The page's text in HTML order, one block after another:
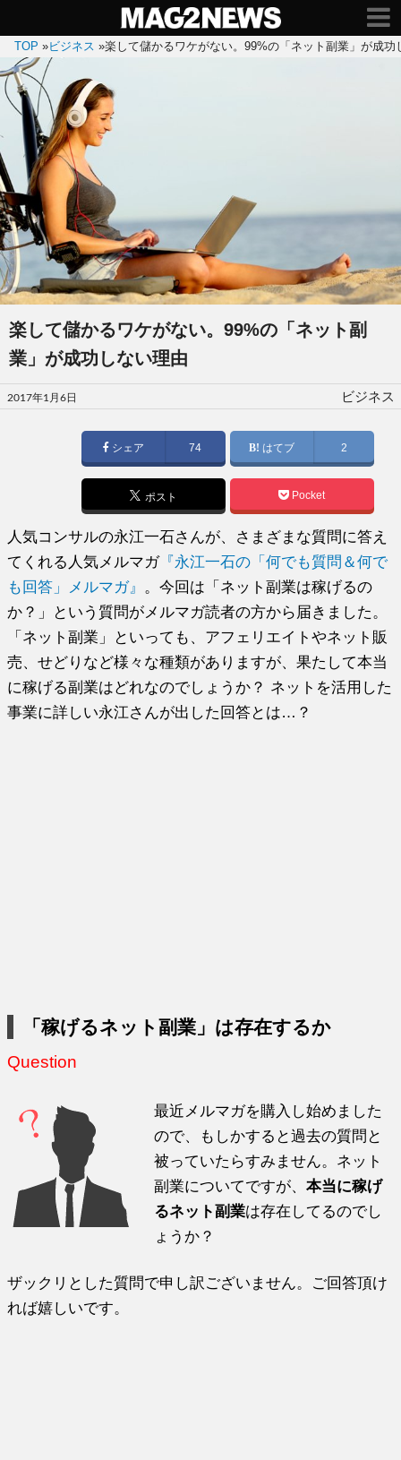
TOP »ビジネス »楽して儲かるワケがない。99%の「ネット副業」が成功
楽して儲かるワケがない。99%の「ネット副
業」が成功しない理由
投
稿
2017年1月6日 ビジネス
シェア 74 はてブ 2
ポスト Pocket
人気コンサルの永江一石さんが、さまざまな質問に答え
てくれる人気メルマガ『永江一石の「何でも質問＆何で
も回答」メルマガ』 。今回は「ネット副業は稼げるの
か？」という質問がメルマガ読者の方から届きました。
「ネット副業」といっても、アフェリエイトやネット販
売、せどりなど様々な種類がありますが、果たして本当
に稼げる副業はどれなのでしょうか？ ネットを活用した
事業に詳しい永江さんが出した回答とは…？
「稼げるネット副業」は存在するか
Question
最近メルマガを購入し始めました
ので、もしかすると過去の質問と
被っていたらすみません。ネット
副業についてですが、本当に稼げ
るネット副業は存在してるのでし
ょうか？
ザックリとした質問で申し訳ございません。ご回答頂け
れば嬉しいです。